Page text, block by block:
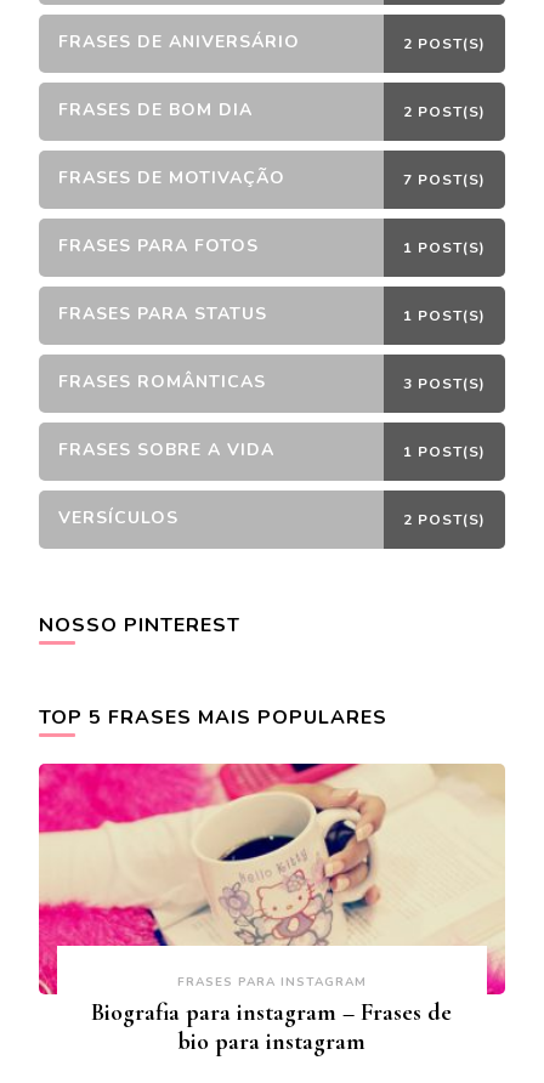
FRASES DE ANIVERSÁRIO 2 POST(S)
FRASES DE BOM DIA 2 POST(S)
FRASES DE MOTIVAÇÃO 7 POST(S)
FRASES PARA FOTOS 1 POST(S)
FRASES PARA STATUS 1 POST(S)
FRASES ROMÂNTICAS 3 POST(S)
FRASES SOBRE A VIDA 1 POST(S)
VERSÍCULOS 2 POST(S)
NOSSO PINTEREST
TOP 5 FRASES MAIS POPULARES
FRASES PARA INSTAGRAM
Biografia para instagram – Frases de
bio para instagram